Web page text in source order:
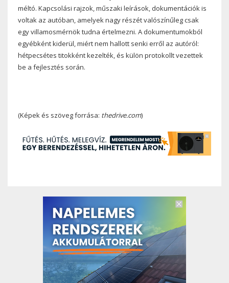
méltó. Kapcsolási rajzok, műszaki leírások, dokumentációk is
voltak az autóban, amelyek nagy részét valószínűleg csak
egy villamosmérnök tudna értelmezni. A dokumentumokból
egyébként kiderül, miért nem hallott senki erről az autóról:
hétpecsétes titokként kezelték, és külön protokollt vezettek
be a fejlesztés során.
(Képek és szöveg forrása: thedrive.com)